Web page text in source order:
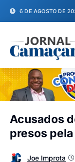
6 DE AGOSTO DE
Acusados
presos
Joe Improta